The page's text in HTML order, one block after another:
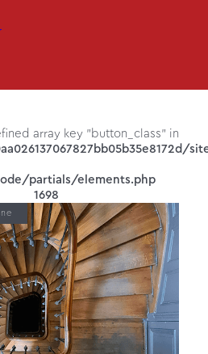
array key "button_class" in
partials/elements.php
1698